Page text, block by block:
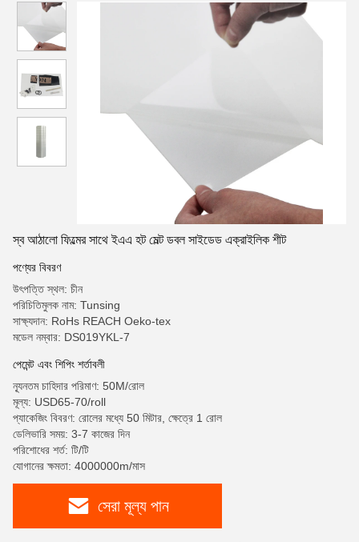
স্ব আঠালো ফিল্মের সাথে ইএএ হট মেল্ট ডবল সাইডেড এক্রাইলিক শীট
পণ্যের বিবরণ
উৎপত্তি স্থল: চীন
পরিচিতিমুলক নাম: Tunsing
সাক্ষ্যদান: RoHs REACH Oeko-tex
মডেল নম্বার: DS019YKL-7
পেমেন্ট এবং শিপিং শর্তাবলী
ন্যূনতম চাহিদার পরিমাণ: 50M/রোল
মূল্য: USD65-70/roll
প্যাকেজিং বিবরণ: রোলের মধ্যে 50 মিটার, ক্ষেত্রে 1 রোল
ডেলিভারি সময়: 3-7 কাজের দিন
পরিশোধের শর্ত: টি/টি
যোগানের ক্ষমতা: 4000000m/মাস
সেরা মূল্য পান